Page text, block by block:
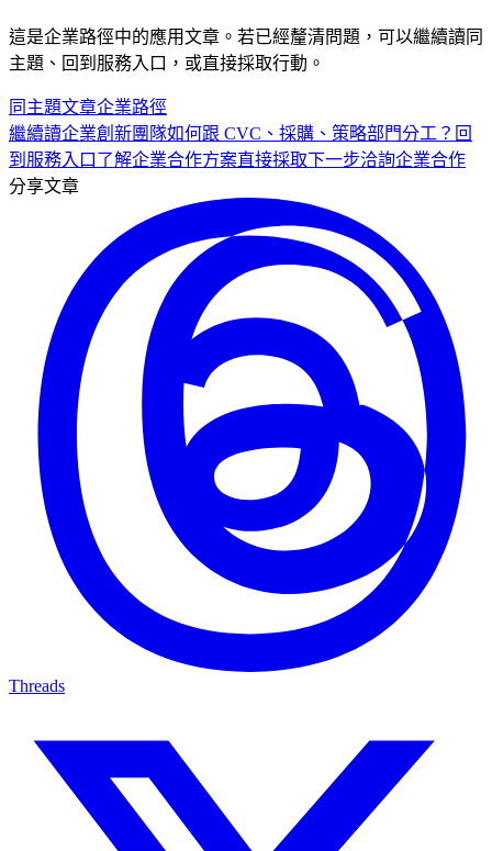
這是企業路徑中的應用文章。若已經釐清問題，可以繼續讀同
主題、回到服務入口，或直接採取行動。
同主題文章企業路徑
繼續讀企業創新團隊如何跟 CVC、採購、策略部門分工？ 回
到服務入口 了解企業合作方案直接採取下一步洽詢企業合作
分享文章
Threads